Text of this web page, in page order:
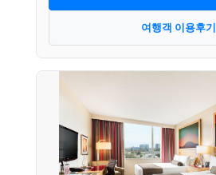
여행객 이용후기